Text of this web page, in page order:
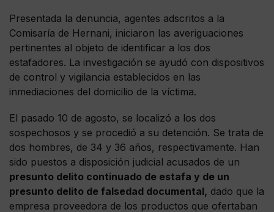
Presentada la denuncia, agentes adscritos a la
Comisaría de Hernani, iniciaron las averiguaciones
pertinentes al objeto de identificar a los dos
estafadores. La investigación se ayudó con dispositivos
de control y vigilancia establecidos en las
inmediaciones del domicilio de la víctima.
El pasado 10 de agosto, se localizó a los dos
sospechosos y se procedió a su detención. Se trata de
dos hombres, de 34 y 36 años, respectivamente. Han
sido puestos a disposición judicial acusados de un
presunto delito continuado de estafa y de un
presunto delito de falsedad documental, dado que la
empresa proveedora de los productos que ofertaban